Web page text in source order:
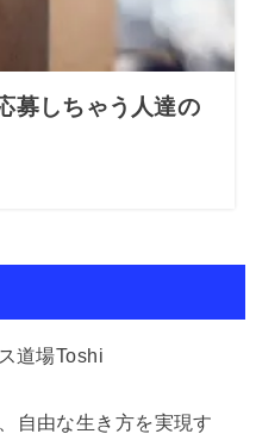
募しちゃう人達の
道場Toshi
自由な生き方を実現す